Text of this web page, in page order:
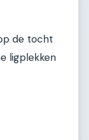
de tocht
ligplekken